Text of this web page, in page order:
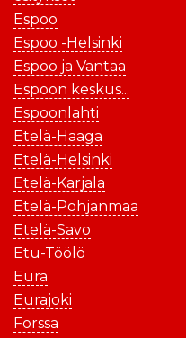
Espoo
Espoo -Helsinki
Espoo ja Vantaa
Espoon keskus...
Espoonlahti
Etelä-Haaga
Etelä-Helsinki
Etelä-Karjala
Etelä-Pohjanmaa
Etelä-Savo
Etu-Töölö
Eura
Eurajoki
Forssa